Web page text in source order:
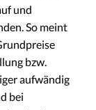
und
So meint
bzw.
aufwändig
bei